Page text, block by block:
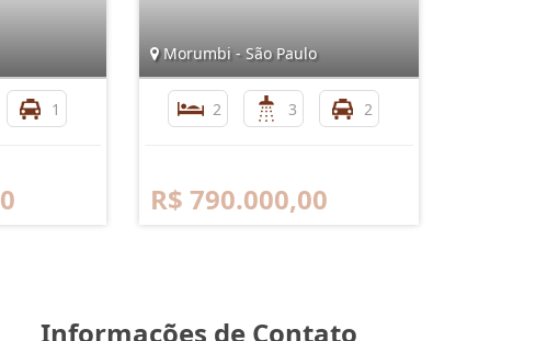
1
Morumbi - São Paulo
2 3 2
R$ 790.000,00
Informações de Contato